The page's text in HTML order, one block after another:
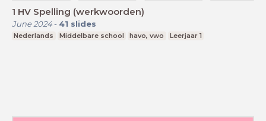
1 HV Spelling (werkwoorden)
June 2024- 41 slides
Nederlands Middelbare school havo, vwo Leerjaar 1